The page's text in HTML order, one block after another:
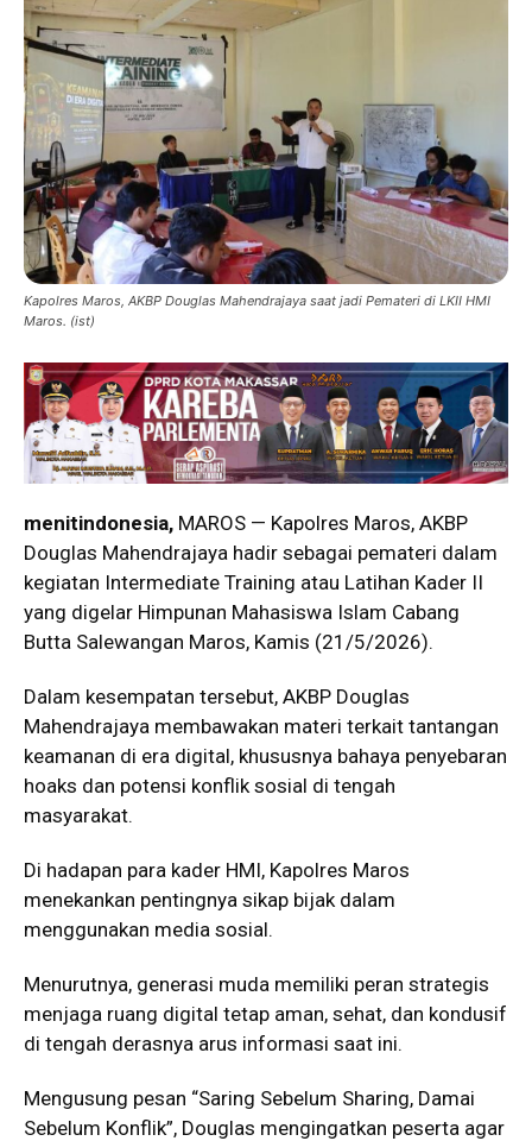
Kapolres Maros, AKBP Douglas Mahendrajaya saat jadi Pemateri di LKII HMI
Maros. (ist)
menitindonesia, MAROS — Kapolres Maros, AKBP
Douglas Mahendrajaya hadir sebagai pemateri dalam
kegiatan Intermediate Training atau Latihan Kader II
yang digelar Himpunan Mahasiswa Islam Cabang
Butta Salewangan Maros, Kamis (21/5/2026).
Dalam kesempatan tersebut, AKBP Douglas
Mahendrajaya membawakan materi terkait tantangan
keamanan di era digital, khususnya bahaya penyebaran
hoaks dan potensi konflik sosial di tengah
masyarakat.
Di hadapan para kader HMI, Kapolres Maros
menekankan pentingnya sikap bijak dalam
menggunakan media sosial.
Menurutnya, generasi muda memiliki peran strategis
menjaga ruang digital tetap aman, sehat, dan kondusif
di tengah derasnya arus informasi saat ini.
Mengusung pesan “Saring Sebelum Sharing, Damai
Sebelum Konflik”, Douglas mengingatkan peserta agar